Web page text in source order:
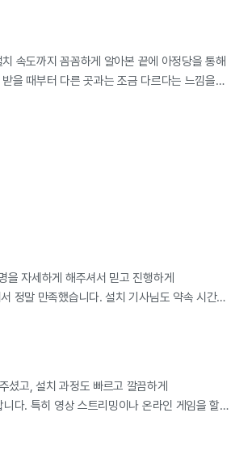
비스도 눈여겨 보고 있는중.
속도까지 꼼꼼하게 알아본 끝에 아정당을 통해
을 때부터 다른 곳과는 조금 다르다는 느낌을
시고, 그에 맞는 요금제와 결합 할인까지
주셔서 상담을 받는 내내 기분이 좋았습니다.
넷 연결뿐만 아니라 와이파이 설정과 사용
넷의 안정성이 왜 좋은 평가를 받는지 바로 알
라인 게임, 화상회의까지 모두 끊김 없이
엇보다 가장 마음에 들었던 부분은 상담부터
하거나 통신사를 변경하려는 분들이라면
체적으로 만족도가 높았고, 처음부터 끝까지
당을 추천할 생각입니다. 좋은 조건으로 가입할
처럼 안정적인 서비스와 친절한 고객 응대가
로 만족도가 높은 서비스였습니다. 감사합니다.
자세하게 해주셔서 믿고 진행하게
정말 만족했습니다. 설치 기사님도 약속 시간에
지 모두 확인해 주셔서 바로 사용할 수
실 분위기와 잘 어울립니다. 무엇보다 가장
다시 이용할 생각입니다.
고, 설치 과정도 빠르고 깔끔하게
다. 특히 영상 스트리밍이나 온라인 게임을 할
도 꾸준히 안정적인 서비스가 이어지길